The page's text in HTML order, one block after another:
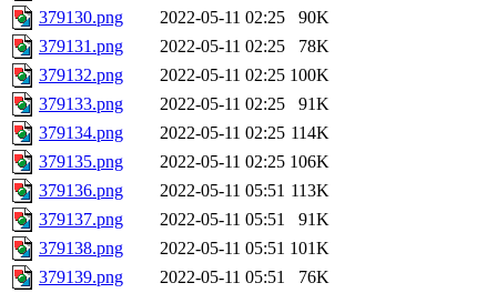
379130.png
2022-05-11 02:25
90K
379131.png
2022-05-11 02:25
78K
379132.png
2022-05-11 02:25 100K
379133.png
2022-05-11 02:25
91K
379134.png
2022-05-11 02:25 114K
379135.png
2022-05-11 02:25 106K
379136.png
2022-05-11 05:51 113K
379137.png
2022-05-11 05:51
91K
379138.png
2022-05-11 05:51 101K
379139.png
2022-05-11 05:51
76K